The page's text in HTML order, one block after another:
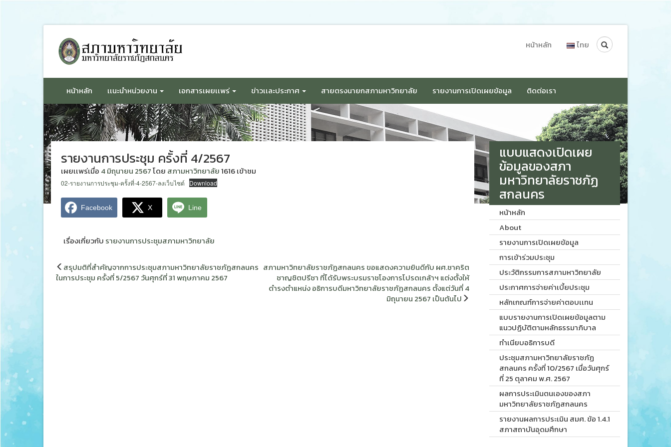
เนื้อหา
หน้าหลัก ไทย Search
หน้าหลัก เเนะนำหน่วยงาน เอกสารเผยเเพร่ ข่าวเเละประกาศ สายตรงนายกสภามหาวิทยาลัย รายงานการเปิดเผยข้อมูล ติดต่อเรา
รายงานการประชุม ครั้งที่ 4/2567
เผยเเพร่เมื่อ 4 มิถุนายน 2567โดย สภามหาวิทยาลัย1616 เข้าชม
02-รายงานการประชุม-ครั้งที่-4-2567-ลงเว็บไซต์ Download
Facebook X Line
เรื่องเกี่ยวกับ รายงานการประชุมสภามหาวิทยาลัย
แนะแนว
เรื่อง
สรุปมติที่สำคัญจากการประชุมสภามหาวิทยาลัยราชภัฏสกลนคร
ในการประชุม ครั้งที่ 5/2567 วันศุกร์ที่ 31 พฤษภาคม 2567
สภามหาวิทยาลัยราชภัฏสกลนคร ขอแสดงความยินดีกับ ผศ.ชาคริต
ชาญชิตปรีชา ที่ได้รับพระบรมราชโองการโปรดเกล้าฯ แต่งตั้งให้
ดำรงตำแหน่ง อธิการบดีมหาวิทยาลัยราชภัฏสกลนคร ตั้งแต่วันที่ 4
มิถุนายน 2567 เป็นต้นไป
แบบแสดงเปิดเผย
ข้อมูลของสภา
มหาวิทยาลัยราชภัฏ
สกลนคร
หน้าหลัก
About
รายงานการเปิดเผยข้อมูล
การเข้าร่วมประชุม
ประวัติกรรมการสภามหาวิทยาลัย
ประกาศการจ่ายค่าเบี้ยประชุม
หลักเกณฑ์การจ่ายค่าตอบเเทน
แบบรายงานการเปิดเผยข้อมูลตาม
แนวปฏิบัติตามหลักธรรมาภิบาล
ทำเนียบอธิการบดี
ประชุมสภามหาวิทยาลัยราชภัฏ
สกลนคร ครั้งที่ 10/2567 เมื่อวันศุกร์
ที่ 25 ตุลาคม พ.ศ. 2567
ผลการประเมินตนเองของสภา
มหาวิทยาลัยราชภัฏสกลนคร
รายงานผลการประเมิน สมศ. ข้อ 1.4.1
สภาสถาบันอุดมศึกษา